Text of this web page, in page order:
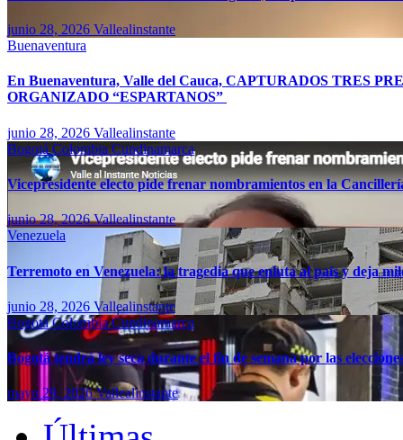
junio 28, 2026 Vallealinstante
Buenaventura
En Buenaventura, Valle del Cauca, CAPTURADOS TRES
ORGANIZADO “ESPARTANOS”
junio 28, 2026 Vallealinstante
BogotáColombia Cundinamarca
Vicepresidente electo pide frenar nombramientos en la
junio 28, 2026Vallealinstante
Venezuela
Terremoto en Venezuela: la tragedia que enluta al país y deja
junio 28, 2026 Vallealinstante
BogotáColombiaCundinamarca
Bogotá tendrá ley seca durante el fin de semana por las
mayo 29, 2026Vallealinstante